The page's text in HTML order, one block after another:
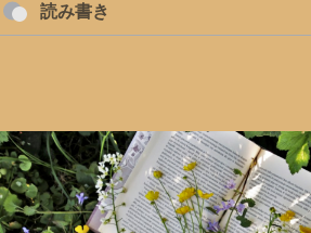
読み書き